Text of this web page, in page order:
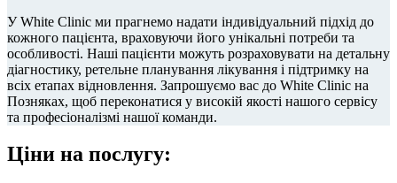
У White Clinic ми прагнемо надати індивідуальний підхід до
кожного пацієнта, враховуючи його унікальні потреби та
особливості. Наші пацієнти можуть розраховувати на детальну
діагностику, ретельне планування лікування і підтримку на
всіх етапах відновлення. Запрошуємо вас до White Clinic на
Позняках, щоб переконатися у високій якості нашого сервісу
та професіоналізмі нашої команди.
Ціни на послугу: